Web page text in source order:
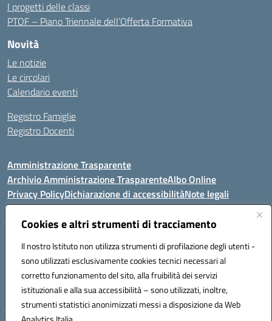
Cookies e altri strumenti di tracciamento
Il nostro Istituto non utilizza strumenti di profilazione degli utenti -
sono utilizzati esclusivamente cookies tecnici necessari al
corretto funzionamento del sito, alla fruibilità dei servizi
istituzionali e alla sua accessibilità – sono utilizzati, inoltre,
strumenti statistici anonimizzati messi a disposizione da Web
I progetti delle classi
PTOF – Piano Triennale dell’Offerta Formativa
Novità
Le notizie
Le circolari
Calendario eventi
Registro Famiglie
Registro Docenti
Amministrazione Trasparente
Archivio Amministrazione TrasparenteAlbo Online
Privacy PolicyDichiarazione di accessibilitàNote legali
Istituto Comprensivo Statale
Via Cupa Campanariello, 5 - 80059, Torre del Greco (NA)
Tel. +39 0818834377 - Fax +39 0818834377 - Cod.Fisc. 95170530638
Email: naic8df00a@istruzione.it - PEC: naic8df00a@pec.istruzione.it